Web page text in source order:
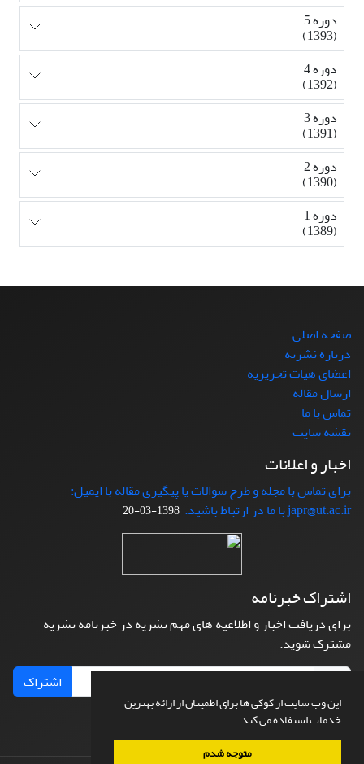
این وب سایت از کوکی ها برای اطمینان از ارائه بهترین
خدمات استفاده می کند.
متوجه شدم
دوره 5
(1393)
دوره 4
(1392)
دوره 3
(1391)
دوره 2
(1390)
دوره 1
(1389)
صفحه اصلی
درباره نشریه
اعضای هیات تحریریه
ارسال مقاله
تماس با ما
نقشه سایت
اخبار و اعلانات
برای تماس با مجله و طرح سوالات یا پیگیری مقاله با ایمیل:
japr@ut.ac.ir با ما در ارتباط باشید.
1398-03-20
اشتراک خبرنامه
برای دریافت اخبار و اطلاعیه های مهم نشریه در خبرنامه نشریه
مشترک شوید.
اشتراک